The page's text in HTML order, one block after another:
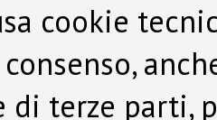
cookie
di terze parti,